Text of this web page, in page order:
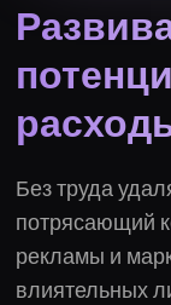
Без труда
потрясающий
рекламы и
влиятельных